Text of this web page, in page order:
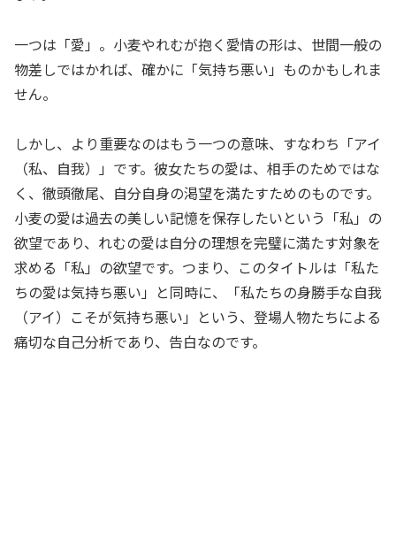
一つは「愛」。小麦やれむが抱く愛情の形は、世間一般の
物差しではかれば、確かに「気持ち悪い」ものかもしれま
せん。
しかし、より重要なのはもう一つの意味、すなわち「アイ
（私、自我）」です。彼女たちの愛は、相手のためではな
く、徹頭徹尾、自分自身の渇望を満たすためのものです。
小麦の愛は過去の美しい記憶を保存したいという「私」の
欲望であり、れむの愛は自分の理想を完璧に満たす対象を
求める「私」の欲望です。つまり、このタイトルは「私た
ちの愛は気持ち悪い」と同時に、「私たちの身勝手な自我
（アイ）こそが気持ち悪い」という、登場人物たちによる
痛切な自己分析であり、告白なのです。